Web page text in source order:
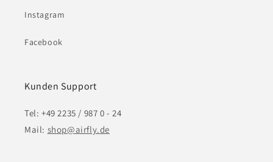
Instagram
Facebook
Kunden Support
Tel: +49 2235 / 987 0 - 24
Mail: shop@airfly.de